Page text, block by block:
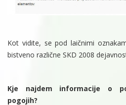
Kot vidite, se pod laičnimi
bistveno različne SKD 2008
Kje najdem informacije o
pogojih?